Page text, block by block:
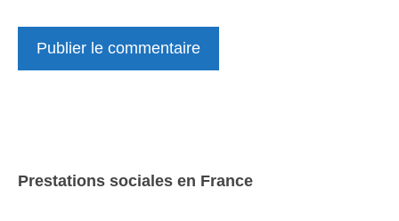
Prestations sociales en France